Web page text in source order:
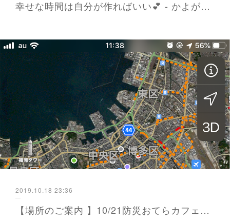
幸せな時間は自分が作ればいい💕 - かよが届ける防災と暮らし 福岡から
2019.10.18 23:36
【場所のご案内 】10/21防災おてらカフェ@春日 - かよが届ける防災と暮らし 福岡から